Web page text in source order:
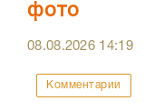
фото
08.08.2026 14:19
Комментарии